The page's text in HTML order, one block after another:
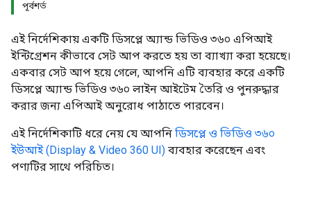
পূর্বশর্ত
এই নির্দেশিকায় একটি ডিসপ্লে অ্যান্ড ভিডিও ৩৬০ এপিআই
ইন্টিগ্রেশন কীভাবে সেট আপ করতে হয় তা ব্যাখ্যা করা হয়েছে।
একবার সেট আপ হয়ে গেলে, আপনি এটি ব্যবহার করে একটি
ডিসপ্লে অ্যান্ড ভিডিও ৩৬০ লাইন আইটেম তৈরি ও পুনরুদ্ধার
করার জন্য এপিআই অনুরোধ পাঠাতে পারবেন।
এই নির্দেশিকাটি ধরে নেয় যে আপনি ডিসপ্লে ও ভিডিও ৩৬০
ইউআই (Display & Video 360 UI) ব্যবহার করেছেন এবং
পণ্যটির সাথে পরিচিত।